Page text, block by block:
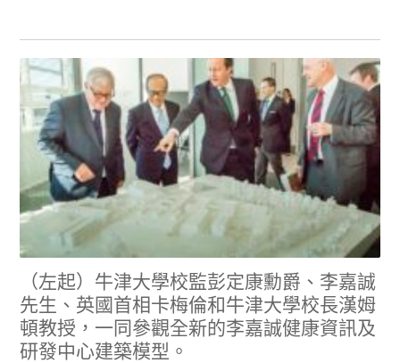
（左起）牛津大學校監彭定康勳爵、李嘉誠
先生、英國首相卡梅倫和牛津大學校長漢姆
頓教授，一同參觀全新的李嘉誠健康資訊及
研發中心建築模型。